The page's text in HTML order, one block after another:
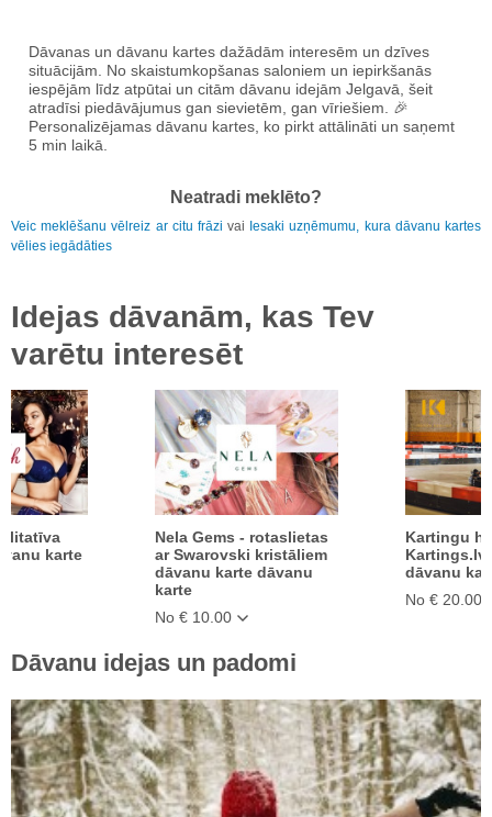
Dāvanas un dāvanu kartes dažādām interesēm un dzīves
situācijām. No skaistumkopšanas saloniem un iepirkšanās
iespējām līdz atpūtai un citām dāvanu idejām Jelgavā, šeit
atradīsi piedāvājumus gan sievietēm, gan vīriešiem. 🎉
Personalizējamas dāvanu kartes, ko pirkt attālināti un saņemt
5 min laikā.
Neatradi meklēto?
Veic meklēšanu vēlreiz ar citu frāzi vai Iesaki uzņēmumu, kura dāvanu kartes
vēlies iegādāties
Idejas dāvanām, kas Tev
varētu interesēt
karte
Nela Gems - rotaslietas
ar Swarovski kristāliem
dāvanu karte dāvanu
karte
No € 10.00
Kartingu
Kartings.lv
dāvanu
No € 20.00
Dāvanu idejas un padomi